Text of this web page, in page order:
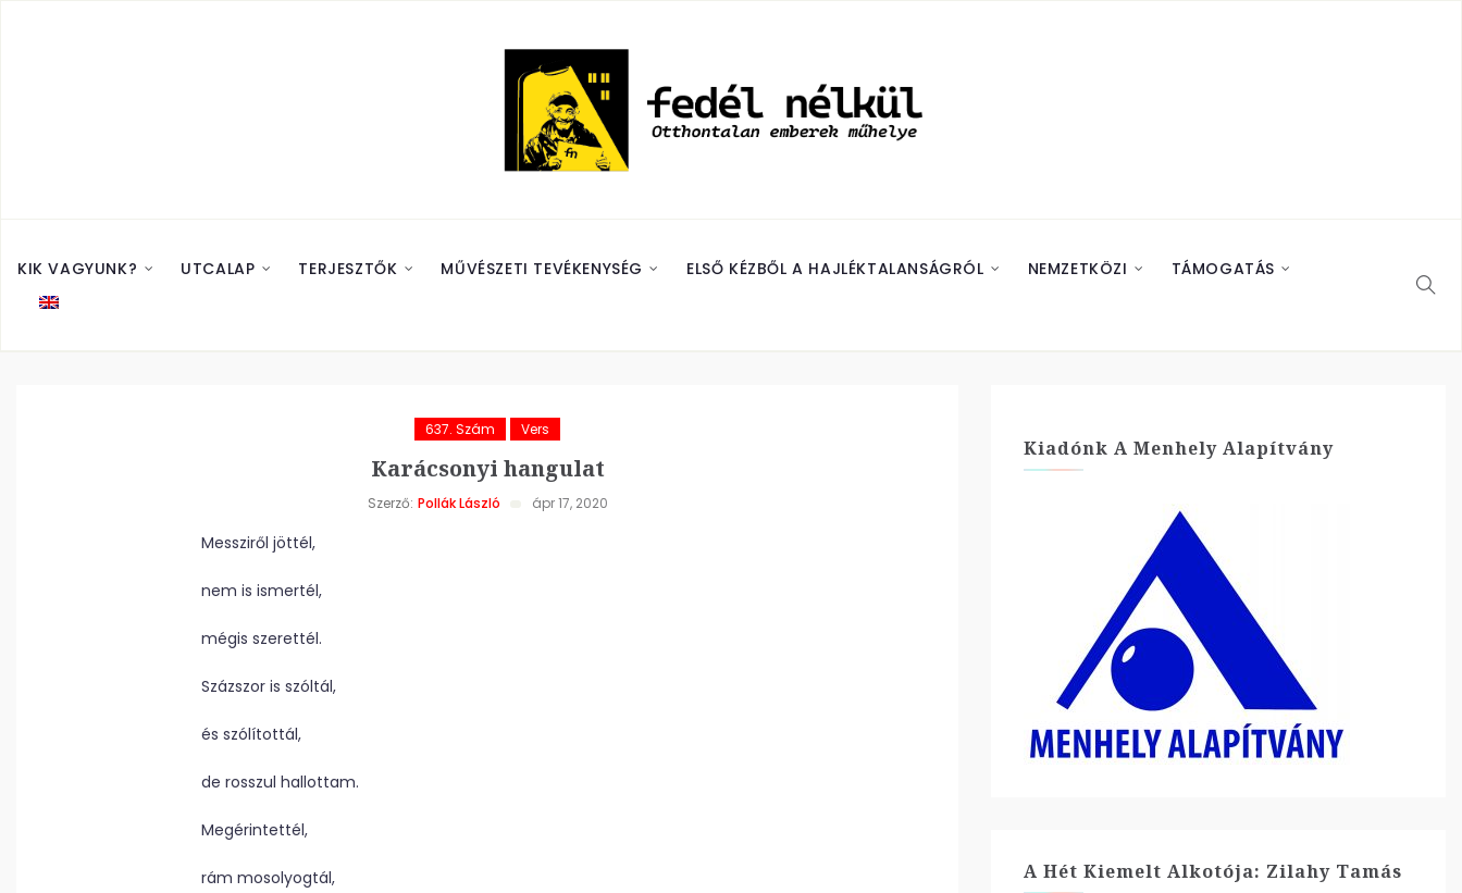
KIK VAGYUNK? UTCALAP TERJESZTŐK MŰVÉSZETI TEVÉKENYSÉG ELSŐ KÉZBŐL A HAJLÉKTALANSÁGRÓL NEMZETKÖZI TÁMOGATÁS
637. Szám Vers
Karácsonyi hangulat
Szerző: Pollák László ápr 17, 2020
Messziről jöttél,
nem is ismertél,
mégis szerettél.
Százszor is szóltál,
és szólítottál,
de rosszul hallottam.
Megérintettél,
rám mosolyogtál,
Kiadónk A Menhely Alapítvány
A Hét Kiemelt Alkotója: Zilahy Tamás